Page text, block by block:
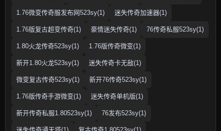
1.76微变传奇服发布网523sy(1) 迷失传奇加速器(1)
1.76版复古超变传奇(1) 豪情迷失传奇(1) 76传奇私服523sy(1)
1.80火龙传奇523sy(1) 1.76版传奇微变(1)
新开1.80火龙523sy(1) 迷失传奇卡无敌(1)
微变复古传奇523sy(1) 新开76传奇523sy(1)
1.76版传奇手游微变(1) 迷失传奇单机版(1)
新开传奇私服1.80523sy(1) 76发布523sy(1)